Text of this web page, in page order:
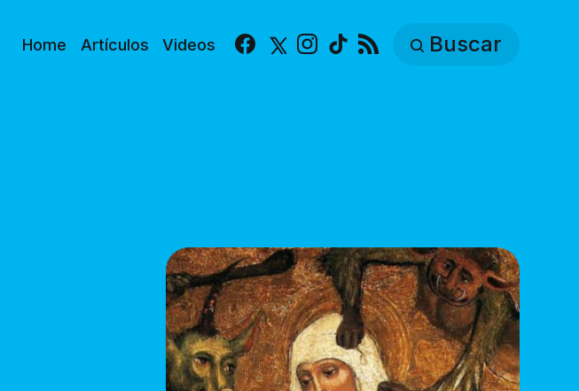
Home Artículos Videos Facebook
X Instagram
TikTok Buscar